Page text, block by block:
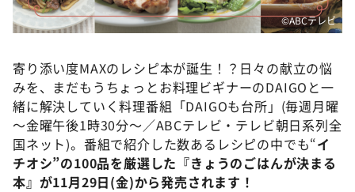
©ABCテレビ
寄り添い度MAXのレシピ本が誕生！？日々の献立の悩
みを、まだもうちょっとお料理ビギナーのDAIGOと一
緒に解決していく料理番組「DAIGOも台所」(毎週月曜
～金曜午後1時30分〜／ABCテレビ・テレビ朝日系列全
国ネット)。番組で紹介した数あるレシピの中でも“イ
チオシ”の100品を厳選した『きょうのごはんが決まる
本』が11月29日(金)から発売されます！